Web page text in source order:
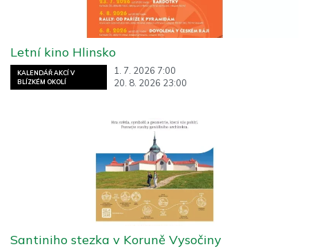
KALENDÁŘ AKCÍ V
BLÍZKÉM OKOLÍ
1. 7. 2026 7:00
20. 8. 2026 23:00
Letní kino Hlinsko
Santiniho stezka v Koruně Vysočiny